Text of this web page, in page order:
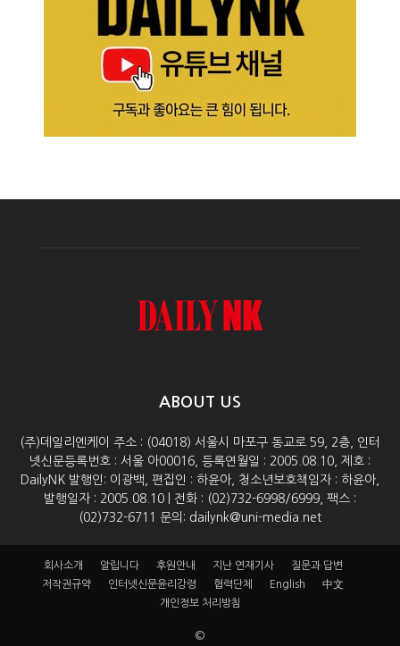
ABOUT US
(주)데일리엔케이 주소 : (04018) 서울시 마포구 동교로 59, 2층, 인터
넷신문등록번호 : 서울 아00016, 등록연월일 : 2005.08.10, 제호 :
DailyNK 발행인: 이광백, 편집인 : 하윤아, 청소년보호책임자 : 하윤아,
발행일자 : 2005.08.10 | 전화 : (02)732-6998/6999, 팩스 :
(02)732-6711 문의: dailynk@uni-media.net
회사소개 알립니다 후원안내 지난 연재기사
질문과 답변
저작권규약
인터넷신문윤리강령 협력단체 English
中文
개인정보 처리방침
©